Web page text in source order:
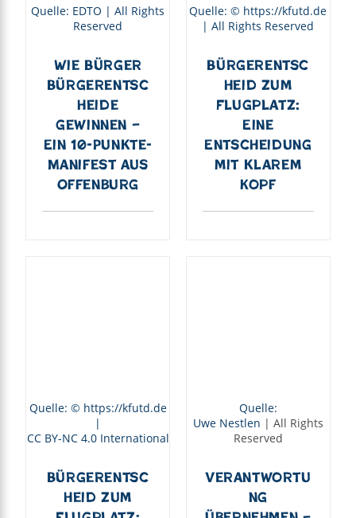
Quelle: EDTO | All Rights
Reserved
Wie Bürger
Bürgerentsc
heide
gewinnen –
Ein 10-Punkte-
Manifest aus
Offenburg
Quelle: © https://kfutd.de
| All Rights Reserved
Bürgerentsc
heid zum
Flugplatz:
Eine
Entscheidung
mit klarem
Kopf
Quelle: © https://kfutd.de
|
CC BY-NC 4.0 International
Bürgerentsc
heid zum
Quelle:
Uwe Nestlen | All Rights
Reserved
Verantwortu
ng